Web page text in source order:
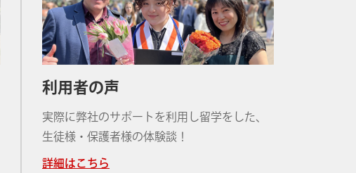
利用者の声
実際に弊社のサポートを利用し留学をした、
生徒様・保護者様の体験談！
詳細はこちら